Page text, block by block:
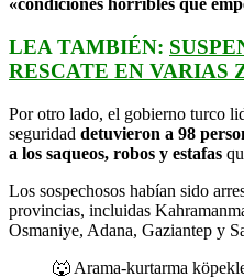
«condiciones horribles que
LEA TAMBIÉN:
RESCATE EN VARIAS
Por otro lado, el gobierno turco
seguridad detuvieron a 98
a los saqueos, robos y estafas
Los sospechosos habían sido
provincias, incluidas
Osmaniye, Adana, Gaziantep y
🐺 Arama-kurtarma